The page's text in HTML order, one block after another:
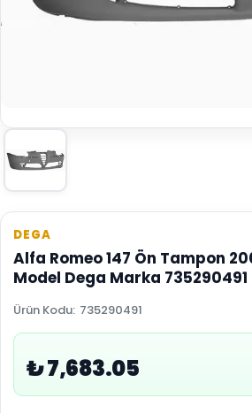
DEGA
Alfa Romeo 147 Ön Tampon
Model Dega Marka 735290491
Ürün Kodu: 735290491
₺ 7,683.05